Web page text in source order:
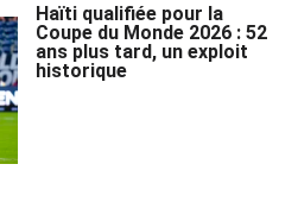
Haïti qualifiée pour la
Coupe du Monde 2026 : 52
ans plus tard, un exploit
historique